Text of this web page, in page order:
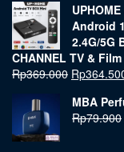
Android
2.4G/5G
CHANNEL TV &
Rp369.000 Rp
MBA
Rp79.900